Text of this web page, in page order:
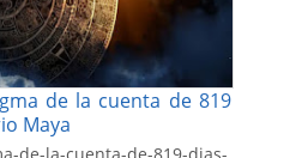
de la cuenta de 819
Maya